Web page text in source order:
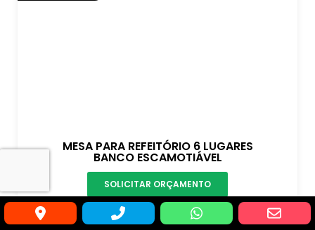
MESA PARA REFEITÓRIO 6 LUGARES
BANCO ESCAMOTIÁVEL
SOLICITAR ORÇAMENTO